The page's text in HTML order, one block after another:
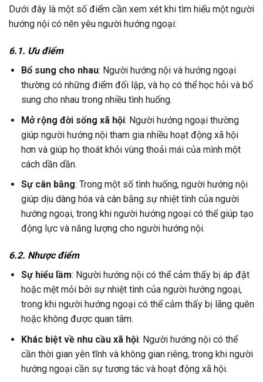
Dưới đây là một số điểm cần xem xét khi tìm hiểu một người
hướng nội có nên yêu người hướng ngoại:
6.1. Ưu điểm
Bổ sung cho nhau: Người hướng nội và hướng ngoại
thường có những điểm đối lập, và họ có thể học hỏi và bổ
sung cho nhau trong nhiều tình huống.
Mở rộng đời sống xã hội: Người hướng ngoại thường
giúp người hướng nội tham gia nhiều hoạt động xã hội
hơn và giúp họ thoát khỏi vùng thoải mái của mình một
cách dần dần.
Sự cân bằng: Trong một số tình huống, người hướng nội
giúp dịu dàng hóa và cân bằng sự nhiệt tình của người
hướng ngoại, trong khi người hướng ngoại có thể giúp tạo
động lực và năng lượng cho người hướng nội.
6.2. Nhược điểm
Sự hiểu lầm: Người hướng nội có thể cảm thấy bị áp đặt
hoặc mệt mỏi bởi sự nhiệt tình của người hướng ngoại,
trong khi người hướng ngoại có thể cảm thấy bị lãng quên
hoặc không được quan tâm.
Khác biệt về nhu cầu xã hội: Người hướng nội có thể
cần thời gian yên tĩnh và không gian riêng, trong khi người
hướng ngoại cần sự tương tác và hoạt động xã hội.